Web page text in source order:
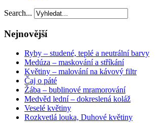
Search...
Nejnovější
Ryby – studené, teplé a neutrální barvy
Medúza – maskování a stříkání
Květiny – malování na kávový filtr
Čaj o páté
Žába – bublinové mramorování
Medvěd lední – dokreslená koláž
Veselé květiny
Rozkvetlá louka, Duhové květiny